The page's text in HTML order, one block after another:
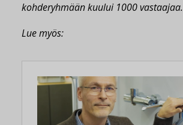
kohderyhmään kuului 1000 vastaajaa.
Lue myös: